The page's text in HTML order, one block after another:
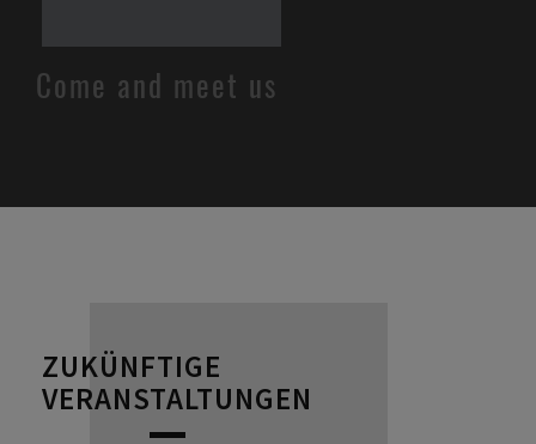
Come and meet us
ZUKÜNFTIGE
VERANSTALTUNGEN